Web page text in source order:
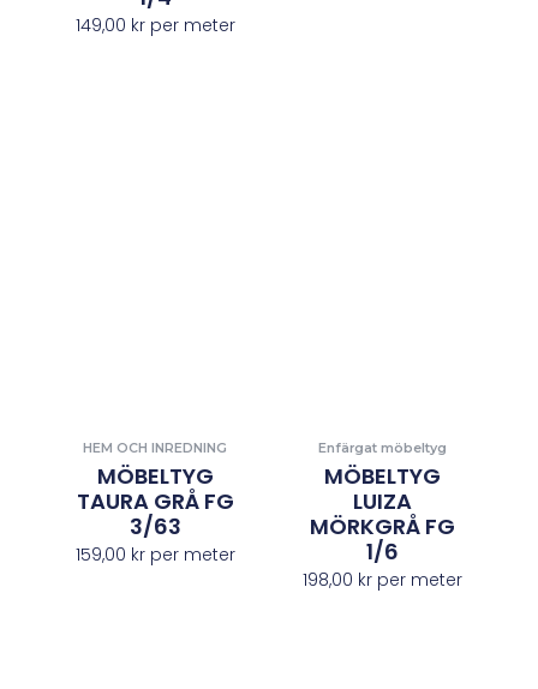
149,00 krper meter
HEM OCH INREDNING
MÖBELTYG
TAURA GRÅ FG
3/63
159,00 krper meter
Enfärgat möbeltyg
MÖBELTYG
LUIZA
MÖRKGRÅ FG
1/6
198,00 kr per meter